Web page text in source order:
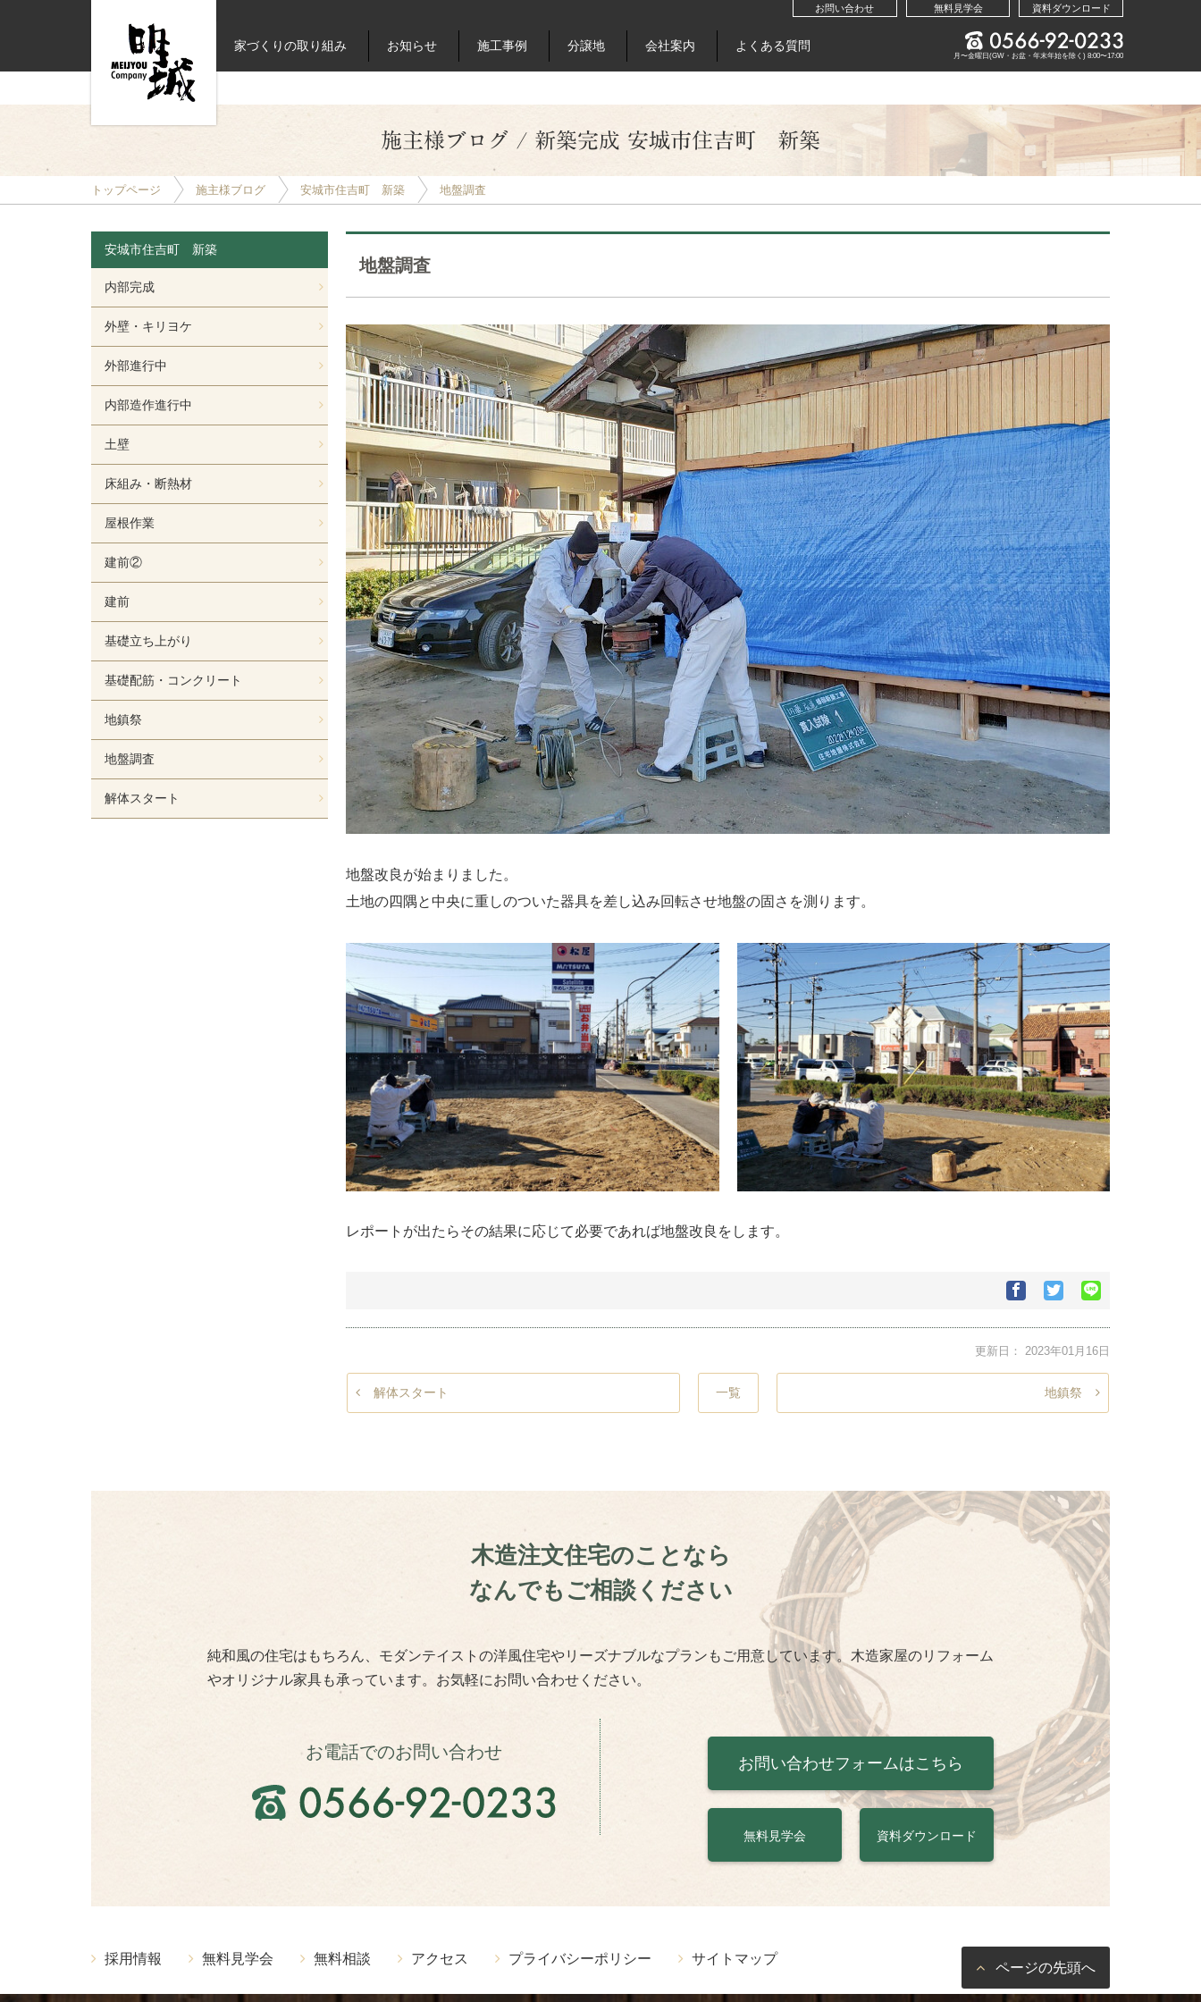
お問い合わせ 無料見学会 資料ダウンロード
月〜金曜日(GW・お盆・年末年始を除く) 8:00〜17:00
家づくりの取り組み お知らせ 施工事例 分譲地 会社案内 よくある質問
施主様ブログ / 新築完成 安城市住吉町 新築
トップページ 施主様ブログ 安城市住吉町 新築 地盤調査
地盤調査
地盤改良が始まりました。
土地の四隅と中央に重しのついた器具を差し込み回転させ地盤の固さを測ります。
レポートが出たらその結果に応じて必要であれば地盤改良をします。
Facebook
で
ア
す
Twitter
で
ア
す
る
Google+で
シ
す
る
更新日： 2023年01月16日
解体スタート 一覧 地鎮祭
安城市住吉町 新築
内部完成
外壁・キリヨケ
外部進行中
内部造作進行中
土壁
床組み・断熱材
屋根作業
建前②
建前
基礎立ち上がり
基礎配筋・コンクリート
地鎮祭
地盤調査
解体スタート
木造注文住宅のことなら
なんでもご相談ください
純和風の住宅はもちろん、モダンテイストの洋風住宅やリーズナブルなプランもご用意しています。木造家屋のリフォーム
やオリジナル家具も承っています。お気軽にお問い合わせください。
お電話でのお問い合わせ
お問い合わせフォームはこちら
無料見学会 資料ダウンロード
採用情報 無料見学会 無料相談 アクセス プライバシーポリシー サイトマップ
ページの先頭へ